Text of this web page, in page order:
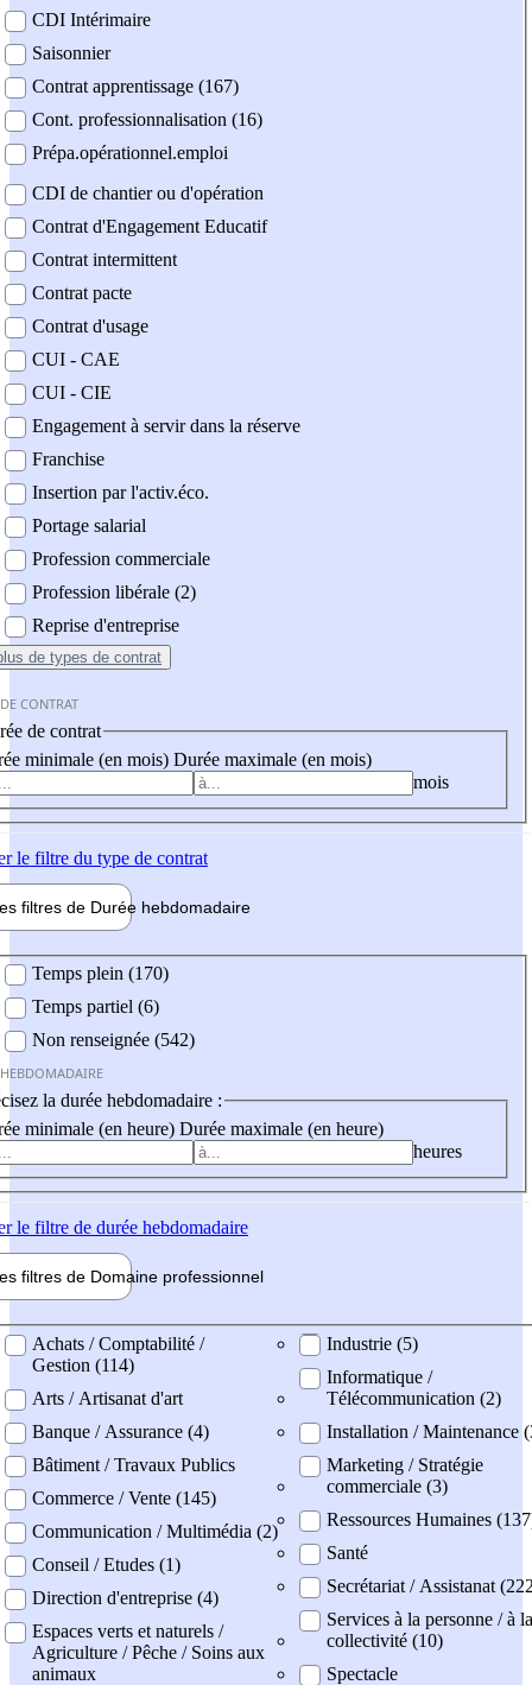
CDI Intérimaire
Saisonnier
Contrat apprentissage (167)
Cont. professionnalisation (16)
Prépa.opérationnel.emploi
CDI de chantier ou d'opération
Contrat d'Engagement Educatif
Contrat intermittent
Contrat pacte
Contrat d'usage
CUI - CAE
CUI - CIE
Engagement à servir dans la réserve
Franchise
Insertion par l'activ.éco.
Portage salarial
Profession commerciale
Profession libérale (2)
Reprise d'entreprise
de types de contrat
CONTRAT
de contrat
minimale (en mois) Durée maximale (en mois)
mois
le filtre du type de contrat
filtres de Durée hebdomadaire
Temps plein (170)
Temps partiel (6)
Non renseignée (542)
la durée hebdomadaire :
minimale (en heure) Durée maximale (en heure)
heures
le filtre de durée hebdomadaire
filtres de Domaine professionnel
professionel
Achats / Comptabilité /
Gestion (114)
Arts / Artisanat d'art
Banque / Assurance (4)
Bâtiment / Travaux Publics
Commerce / Vente (145)
Communication / Multimédia (2)
Conseil / Etudes (1)
Direction d'entreprise (4)
Espaces verts et naturels /
Agriculture / Pêche / Soins aux
animaux
Industrie (5)
Informatique /
Télécommunication (2)
Installation / Maintenance
Marketing / Stratégie
commerciale (3)
Ressources Humaines
Santé
Secrétariat / Assistanat
Services à la personne / à la
collectivité (10)
Spectacle